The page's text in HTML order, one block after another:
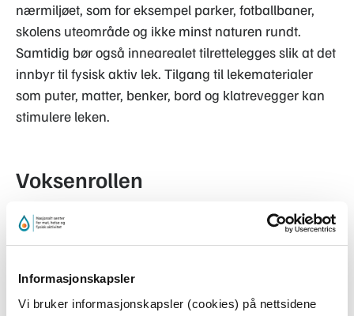
Informasjonskapsler
Vi bruker informasjonskapsler (cookies) på nettsidene
nærmiljøet, som for eksempel parker, fotballbaner,
skolens uteområde og ikke minst naturen rundt.
Samtidig bør også innearealet tilrettelegges slik at det
innbyr til fysisk aktiv lek. Tilgang til lekematerialer
som puter, matter, benker, bord og klatrevegger kan
stimulere leken.
Voksenrollen
Du som jobber i SFO har en viktig rolle i å legge til
rette for at barna får muligheter til å være kreative og
medvirke i planleggingen av fysisk aktivitet og lek.